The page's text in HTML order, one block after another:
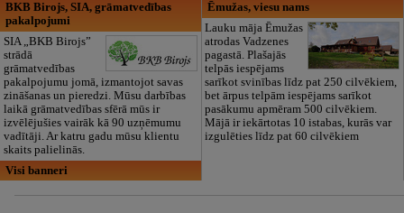
BKB Birojs, SIA, grāmatvedības
pakalpojumi
SIA „BKB Birojs”
strādā
grāmatvedības
pakalpojumu jomā, izmantojot savas
zināšanas un pieredzi. Mūsu darbības
laikā grāmatvedības sfērā mūs ir
izvēlējušies vairāk kā 90 uzņēmumu
vadītāji. Ar katru gadu mūsu klientu
skaits palielinās.
Ēmužas, viesu nams
Lauku māja Ēmužas
atrodas Vadzenes
pagastā. Plašajās
telpās iespējams
sarīkot svinības līdz pat 250 cilvēkiem,
bet ārpus telpām iespējams sarīkot
pasākumu apmēram 500 cilvēkiem.
Mājā ir iekārtotas 10 istabas, kurās var
izgulēties līdz pat 60 cilvēkiem
Visi banneri